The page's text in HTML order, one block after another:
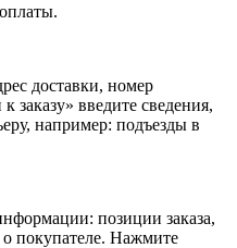
доставки, номер
заказу» введите сведения,
например: подъезды в
позиции заказа,
покупателе. Нажмите